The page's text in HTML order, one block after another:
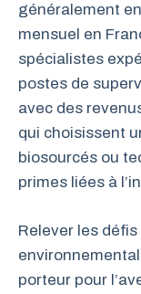
généralement
mensuel en
spécialistes
postes de
avec des
qui choisissent
biosourcés ou
primes liées à
Relever les défis
porteur pour